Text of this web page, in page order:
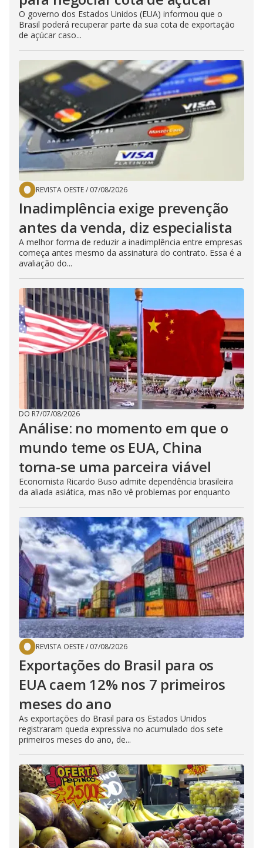
O governo dos Estados Unidos (EUA) informou que o
Brasil poderá recuperar parte da sua cota de exportação
de açúcar caso...
REVISTA OESTE/ 07/08/2026
Inadimplência exige prevenção
antes da venda, diz especialista
A melhor forma de reduzir a inadimplência entre empresas
começa antes mesmo da assinatura do contrato. Essa é a
avaliação do...
DO R7/07/08/2026
Análise: no momento em que o
mundo teme os EUA, China
torna-se uma parceira viável
Economista Ricardo Buso admite dependência brasileira
da aliada asiática, mas não vê problemas por enquanto
REVISTA OESTE/ 07/08/2026
Exportações do Brasil para os
EUA caem 12% nos 7 primeiros
meses do ano
As exportações do Brasil para os Estados Unidos
registraram queda expressiva no acumulado dos sete
primeiros meses do ano, de...